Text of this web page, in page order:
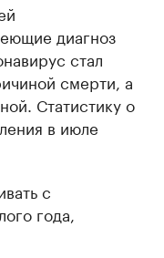
диагноз
стал
смерти, а
Статистику о
в июле
с
года,